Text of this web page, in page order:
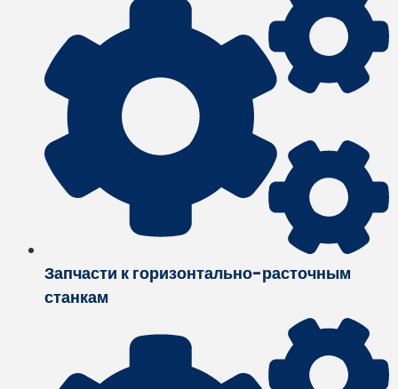
Запчасти к горизонтально-расточным
станкам